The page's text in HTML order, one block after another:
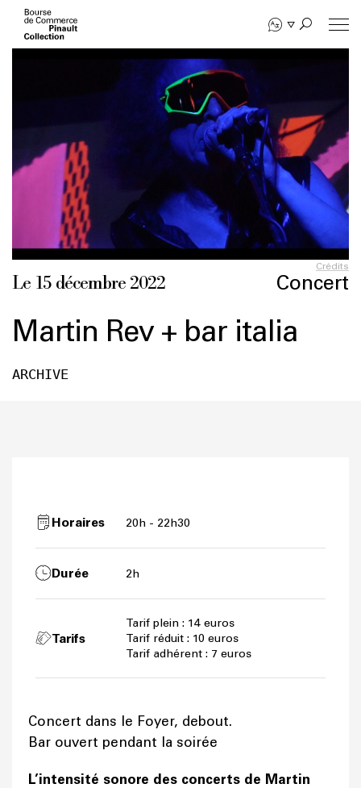
Aller
contenu
Crédits
Le 15 décembre 2022 Concert
Martin Rev + bar italia
ARCHIVE
Horaires 20h - 22h30
Durée 2h
Tarifs
Tarif plein : 14 euros
Tarif réduit : 10 euros
Tarif adhérent : 7 euros
Concert dans le Foyer, debout.
Bar ouvert pendant la soirée
L’intensité sonore des concerts de Martin